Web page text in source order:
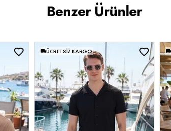
Benzer Ürünler
ÜCRETSIZ KARGO